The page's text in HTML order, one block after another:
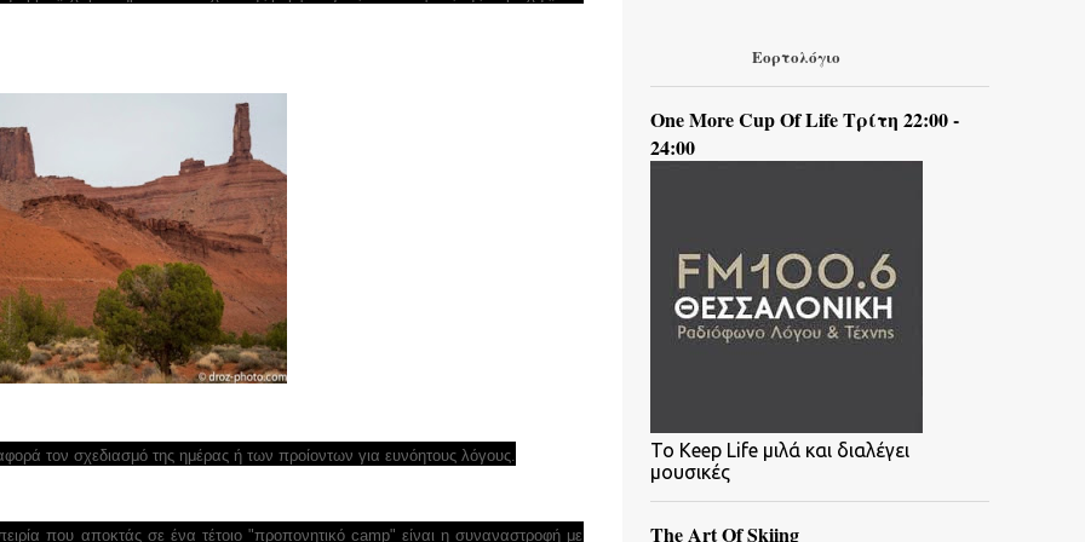
τον σχεδιασμό της ημέρας ή των προίοντων για ευνόητους λόγους.
που αποκτάς σε ένα τέτοιο "προπονητικό camp" είναι η συναναστροφή με
Εορτολόγιο
One More Cup Of Life Τρίτη 22:00 -
24:00
To Keep Life μιλά και διαλέγει
μουσικές
The Art Of Skiing